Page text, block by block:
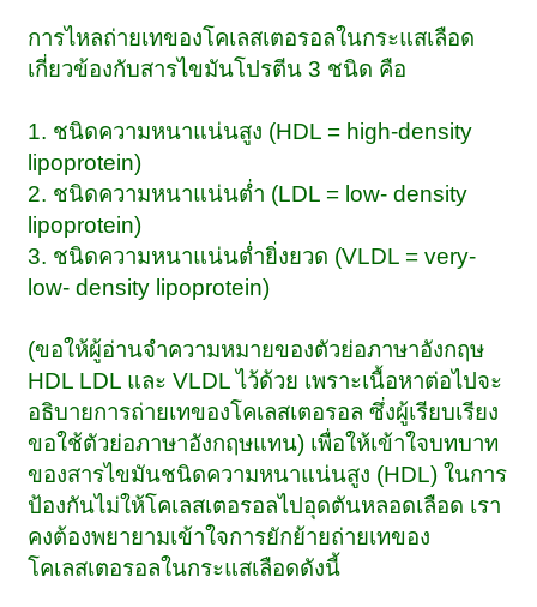
การไหลถ่ายเทของโคเลสเตอรอลในกระแสเลือด
เกี่ยวข้องกับสารไขมันโปรตีน 3 ชนิด คือ
1. ชนิดความหนาแน่นสูง (HDL = high-density
lipoprotein)
2. ชนิดความหนาแน่นต่ำ (LDL = low- density
lipoprotein)
3. ชนิดความหนาแน่นต่ำยิ่งยวด (VLDL = very-
low- density lipoprotein)
(ขอให้ผู้อ่านจำความหมายของตัวย่อภาษาอังกฤษ
HDL LDL และ VLDL ไว้ด้วย เพราะเนื้อหาต่อไปจะ
อธิบายการถ่ายเทของโคเลสเตอรอล ซึ่งผู้เรียบเรียง
ขอใช้ตัวย่อภาษาอังกฤษแทน) เพื่อให้เข้าใจบทบาท
ของสารไขมันชนิดความหนาแน่นสูง (HDL) ในการ
ป้องกันไม่ให้โคเลสเตอรอลไปอุดตันหลอดเลือด เรา
คงต้องพยายามเข้าใจการยักย้ายถ่ายเทของ
โคเลสเตอรอลในกระแสเลือดดังนี้